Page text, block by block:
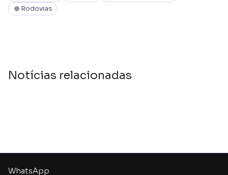
Rodovias
Notícias relacionadas
WhatsApp